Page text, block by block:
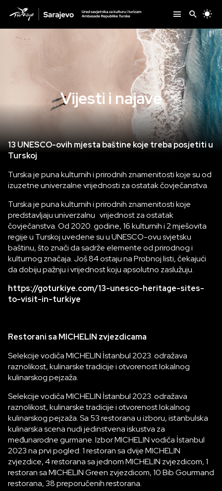
Vijesti i najave
13 UNESCO-ovih mjesta baštine koje treba posjetiti u
Turskoj
Turska je puna kulturnih i prirodnih znamenitosti koje su od
izuzetne univerzalne vrijednosti za ostatak čovječanstva.
Turska je puna kulturnih i prirodnih znamenitosti koje
predstavljaju univerzalnu vrijednost za ostatak
čovječanstva. Od 2020. godine, 16 kulturnih i 2 mješovita
regije u Turskoj uvedene su u UNESCO-ovu svjetsku
baštinu, što znači da sadrže elemente od prirodnog i
kulturnog značaja. Još 84 ostaju na Probnoj listi, čekajući
da dobiju pažnju i vrijednost koju apsolutno zaslužuju.
https://goturkiye.com/13-unesco-heritage-sites-
to-visit-in-turkiye
Restorani sa MICHELIN zvjezdicama
Selekcije vodiča MICHELIN İstanbul 2023. odražava
raznolikost, kulinarske tradicije i otvorenost lokalnog
kulinarskog pejzaža.
Selekcije vodiča MICHELIN İstanbul 2023. odražava
raznolikost, kulinarske tradicije i otvorenost lokalnog
kulinarskog pejzaža. Sa 53 restorana u izboru, istanbulska
kulinarska scena nudi jedinstvena iskustva za
međunarodne gurmane. Izbor MICHELIN vodiča İstanbul
2023 na prvi pogled: 1 restoran sa dvije MICHELIN
zvjezdice, 4 restorana sa jednom MICHELIN zvjezdicom, 1
restoran sa MICHELIN Green zvjezdicom, 10 Bib Gourmand
restorana, 38 preporučenih restorana.